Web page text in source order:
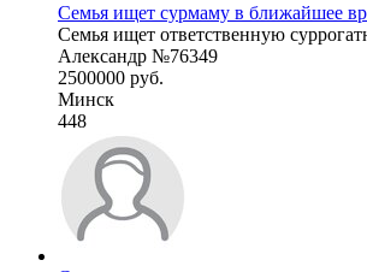
Семья ищет сурмаму в ближайшее
Семья ищет ответственную
Александр №76349
2500000 руб.
Минск
448